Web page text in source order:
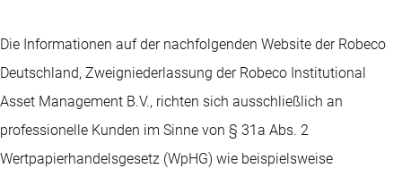
Die Informationen auf der nachfolgenden Website der Robeco
Deutschland, Zweigniederlassung der Robeco Institutional
Asset Management B.V., richten sich ausschließlich an
professionelle Kunden im Sinne von § 31a Abs. 2
Wertpapierhandelsgesetz (WpHG) wie beispielsweise